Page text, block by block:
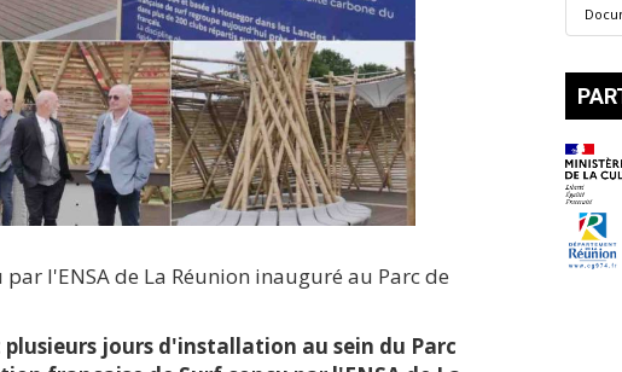
l'ENSA de La Réunion inauguré au Parc de
jours d'installation au sein du Parc